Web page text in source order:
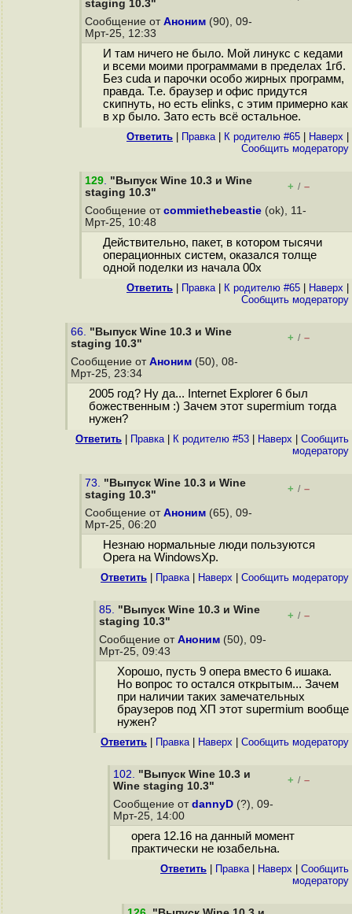
staging 10.3"
Сообщение от Аноним (90), 09-
Мрт-25, 12:33
И там ничего не было. Мой линукс с кедами
и всеми моими программами в пределах 1гб.
Без cuda и парочки особо жирных программ,
правда. Т.е. браузер и офис придутся
скипнуть, но есть elinks, с этим примерно как
в xp было. Зато есть всё остальное.
Ответить Правка| К родителю #65 Наверх
Cообщить модератору
129. "Выпуск Wine 10.3 и Wine
staging 10.3"
+ / –
Сообщение от commiethebeastie (ok), 11-
Мрт-25, 10:48
Действительно, пакет, в котором тысячи
операционных систем, оказался толще
одной поделки из начала 00х
Ответить Правка| К родителю #65 Наверх
Cообщить модератору
66. "Выпуск Wine 10.3 и Wine
staging 10.3"
+ / –
Сообщение от Аноним (50), 08-
Мрт-25, 23:34
2005 год? Ну да... Internet Explorer 6 был
божественным :) Зачем этот supermium тогда
нужен?
Ответить Правка| К родителю #53 Наверх
Cообщить
модератору
73. "Выпуск Wine 10.3 и Wine
staging 10.3"
+ / –
Сообщение от Аноним (65), 09-
Мрт-25, 06:20
Незнаю нормальные люди пользуются
Opera на WindowsXp.
Ответить Правка| Наверх Cообщить модератору
85. "Выпуск Wine 10.3 и Wine
staging 10.3"
+ / –
Сообщение от Аноним (50), 09-
Мрт-25, 09:43
Хорошо, пусть 9 опера вместо 6 ишака.
Но вопрос то остался открытым... Зачем
при наличии таких замечательных
браузеров под ХП этот supermium вообще
нужен?
Ответить Правка| Наверх Cообщить модератору
102. "Выпуск Wine 10.3 и
Wine staging 10.3"
+ / –
Сообщение от dannyD (?), 09-
Мрт-25, 14:00
opera 12.16 на данный момент
практически не юзабельна.
Ответить Правка| Наверх
Cообщить
модератору